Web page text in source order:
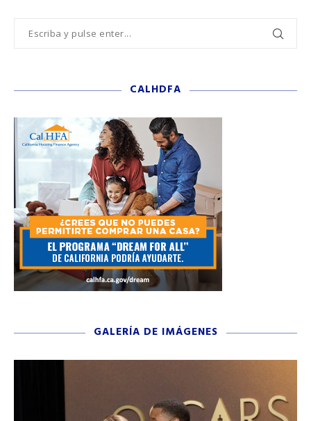
CALHDFA
GALERÍA DE IMÁGENES